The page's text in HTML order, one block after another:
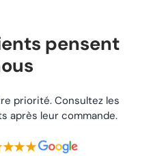
pensent
priorité. Consultez les
après leur commande.